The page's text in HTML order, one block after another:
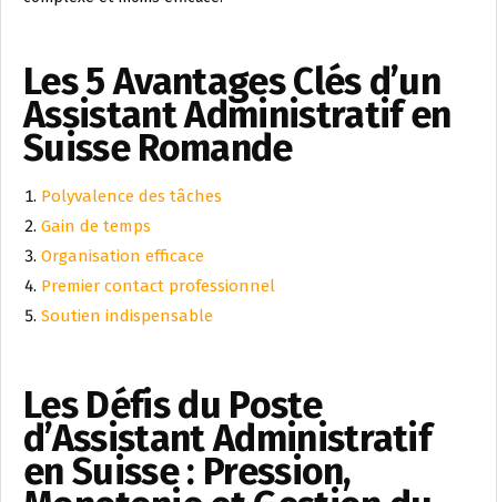
Les 5 Avantages Clés d’un
Assistant Administratif en
Suisse Romande
Polyvalence des tâches
Gain de temps
Organisation efficace
Premier contact professionnel
Soutien indispensable
Les Défis du Poste
d’Assistant Administratif
en Suisse : Pression,